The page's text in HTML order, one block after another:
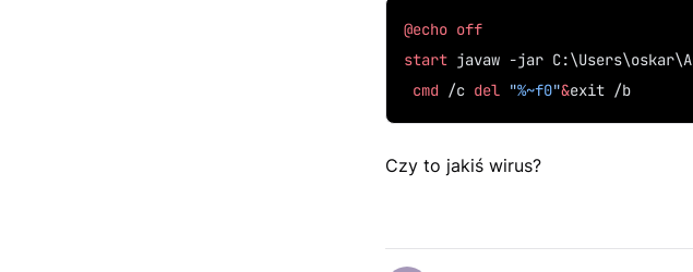
@echo off
start javaw -jar
cmd /c del "%~f0"&exit /b
Czy to jakiś wirus?